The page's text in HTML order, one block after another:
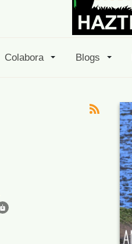
Colabora Blogs